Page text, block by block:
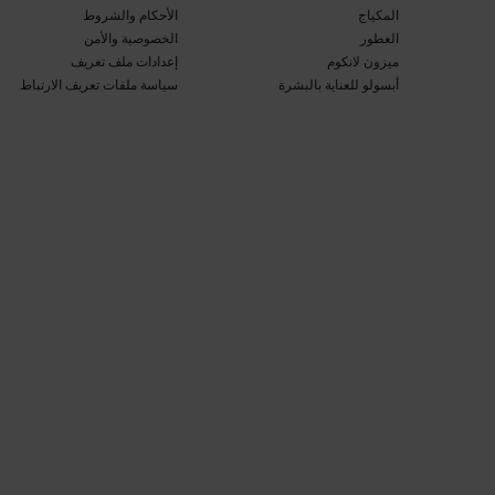
المكياج​
العطور​
ميزون لانكوم​
أبسولو للعناية بالبشرة​
الأحكام والشروط​
الخصوصية والأمن​
إعدادات ملف تعريف
سياسة ملفات تعريف الارتباط